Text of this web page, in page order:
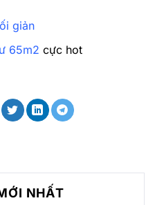
NHẤT
giản
65m2 cực hot